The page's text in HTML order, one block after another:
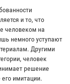
и то, что
человеком на
немного уступают
Другими
человек
решение
имитации.